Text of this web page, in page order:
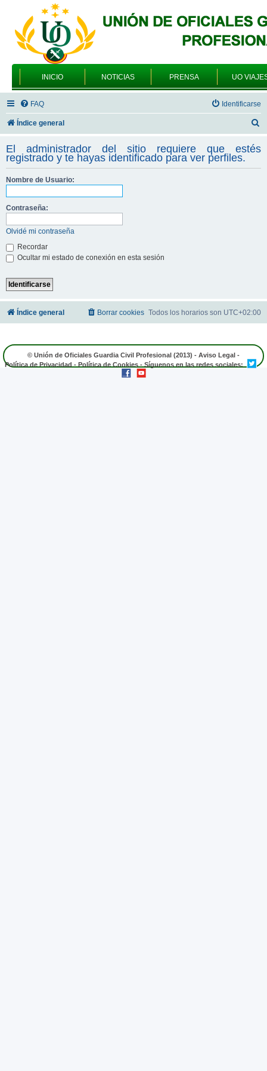
INICIO NOTICIAS PRENSA UO
FAQ Identificarse
Índice general
s
c
El administrador del sitio requiere que estés
registrado y te hayas identificado para ver perfiles.
Nombre de Usuario:
Contraseña:
Olvidé mi contraseña
Recordar
Ocultar mi estado de conexión en esta sesión
Índice general Todos los horarios son UTC+02:00
Borrar cookies
© Unión de Oficiales Guardia Civil Profesional (2013) - Aviso Legal -
Política de Privacidad - Política de Cookies - Síguenos en las redes sociales: